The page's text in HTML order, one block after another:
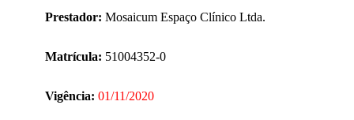
Prestador: Mosaicum Espaço Clínico Ltda.
Matrícula: 51004352-0
Vigência: 01/11/2020